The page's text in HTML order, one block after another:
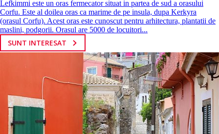
Lefkimmi este un oras fermecator situat in partea de sud a orasului
Corfu. Este al doilea oras ca marime de pe insula, dupa Kerkyra
(orasul Corfu). Acest oras este cunoscut pentru arhitectura, plantatii de
maslini, podgorii. Orasul are 5000 de locuitori...
SUNT INTERESAT